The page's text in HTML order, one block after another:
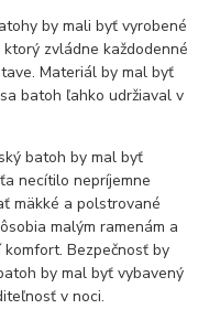
by mali byť vyrobené
zvládne každodenné
Materiál by mal byť
batoh ľahko udržiaval v
batoh by mal byť
necítilo nepríjemne
mäkké a polstrované
malým ramenám a
Bezpečnosť by
by mal byť vybavený
v noci.